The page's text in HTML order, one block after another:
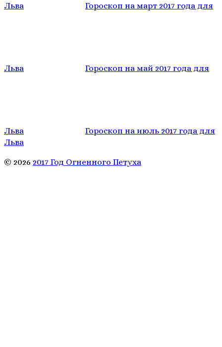
Льва Гороскоп на март 2017 года для
Льва Гороскоп на май 2017 года для
Льва
Гороскоп на июль 2017 года для
Льва
© 2026 2017 Год Огненного Петуха